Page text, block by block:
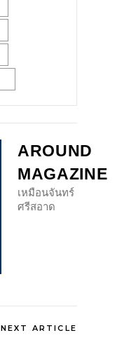
AROUND
MAGAZINE
เหมือนจันทร์
ศรีสอาด
NEXT ARTICLE